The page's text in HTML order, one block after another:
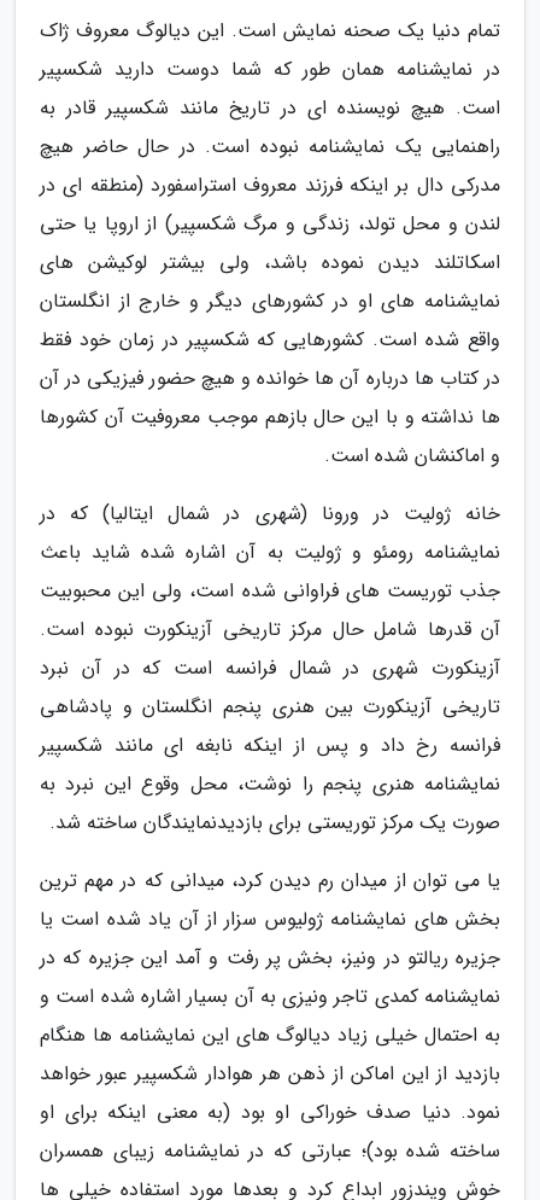
تمام دنیا یک صحنه نمایش است. این دیالوگ معروف ژاک
در نمایشنامه همان طور که شما دوست دارید شکسپیر
است. هیچ نویسنده ای در تاریخ مانند شکسپیر قادر به
راهنمایی یک نمایشنامه نبوده است. در حال حاضر هیچ
مدرکی دال بر اینکه فرزند معروف استراسفورد (منطقه ای در
لندن و محل تولد، زندگی و مرگ شکسپیر) از اروپا یا حتی
اسکاتلند دیدن نموده باشد، ولی بیشتر لوکیشن های
نمایشنامه های او در کشورهای دیگر و خارج از انگلستان
واقع شده است. کشورهایی که شکسپیر در زمان خود فقط
در کتاب ها درباره آن ها خوانده و هیچ حضور فیزیکی در آن
ها نداشته و با این حال بازهم موجب معروفیت آن کشورها
و اماکنشان شده است.
خانه ژولیت در ورونا (شهری در شمال ایتالیا) که در
نمایشنامه رومئو و ژولیت به آن اشاره شده شاید باعث
جذب توریست های فراوانی شده است، ولی این محبوبیت
آن قدرها شامل حال مرکز تاریخی آزینکورت نبوده است.
آزینکورت شهری در شمال فرانسه است که در آن نبرد
تاریخی آزینکورت بین هنری پنجم انگلستان و پادشاهی
فرانسه رخ داد و پس از اینکه نابغه ای مانند شکسپیر
نمایشنامه هنری پنجم را نوشت، محل وقوع این نبرد به
صورت یک مرکز توریستی برای بازدیدنمایندگان ساخته شد.
یا می توان از میدان رم دیدن کرد، میدانی که در مهم ترین
بخش های نمایشنامه ژولیوس سزار از آن یاد شده است یا
جزیره ریالتو در ونیز، بخش پر رفت و آمد این جزیره که در
نمایشنامه کمدی تاجر ونیزی به آن بسیار اشاره شده است و
به احتمال خیلی زیاد دیالوگ های این نمایشنامه ها هنگام
بازدید از این اماکن از ذهن هر هوادار شکسپیر عبور خواهد
نمود. دنیا صدف خوراکی او بود (به معنی اینکه برای او
ساخته شده بود)؛ عبارتی که در نمایشنامه زیبای همسران
خوش ویندزور ابداع کرد و بعدها مورد استفاده خیلی ها